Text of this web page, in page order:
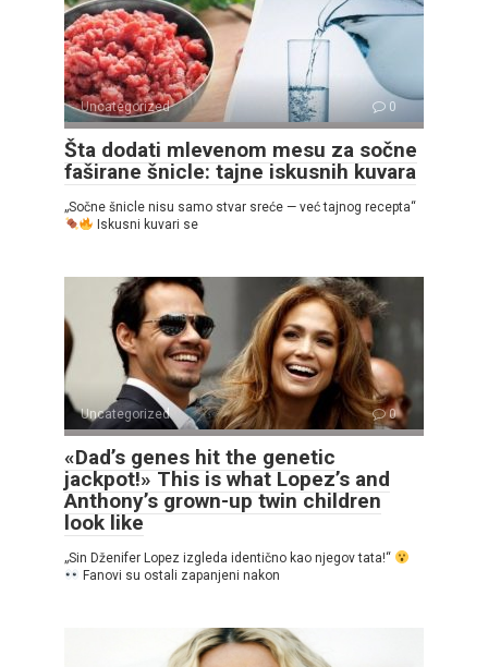
Uncategorized 0
Šta dodati mlevenom mesu za sočne
faširane šnicle: tajne iskusnih kuvara
„Sočne šnicle nisu samo stvar sreće — već tajnog recepta“
Iskusni kuvari se
Uncategorized 0
«Dad’s genes hit the genetic
jackpot!» This is what Lopez’s and
Anthony’s grown-up twin children
look like
„Sin Dženifer Lopez izgleda identično kao njegov tata!“
Fanovi su ostali zapanjeni nakon